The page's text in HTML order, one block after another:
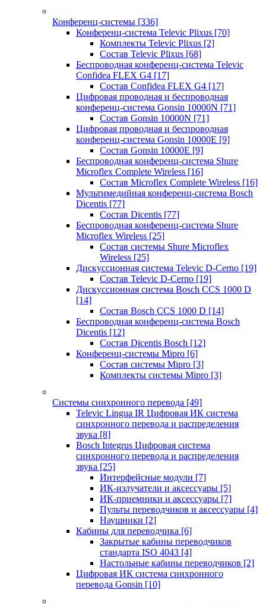
Конференц-системы [336]
Конференц-система Televic Plixus [70]
Комплекты Televic Plixus [2]
Состав Televic Plixus [68]
Беспроводная конференц-система Televic
Confidea FLEX G4 [17]
Состав Confidea FLEX G4 [17]
Цифровая проводная и беспроводная
конференц-система Gonsin 10000N [71]
Состав Gonsin 10000N [71]
Цифровая проводная и беспроводная
конференц-система Gonsin 10000E [9]
Состав Gonsin 10000E [9]
Беспроводная конференц-система Shure
Microflex Complete Wireless [16]
Состав Microflex Complete Wireless [16]
Мультимедийная конференц-система Bosch
Dicentis [77]
Состав Dicentis [77]
Беспроводная конференц-система Shure
Microflex Wireless [25]
Состав системы Shure Microflex
Wireless [25]
Дискуссионная система Televic D-Cerno [19]
Состав Televic D-Cerno [19]
Дискуссионная система Bosch CCS 1000 D
[14]
Состав Bosch CCS 1000 D [14]
Беспроводная конференц-система Bosch
Dicentis [12]
Состав Dicentis Bosch [12]
Конференц-системы Mipro [6]
Состав системы Mipro [3]
Комплекты системы Mipro [3]
Системы синхронного перевода [49]
Televic Lingua IR Цифровая ИК система
синхронного перевода и распределения
звука [8]
Bosch Integrus Цифровая система
синхронного перевода и распределения
звука [25]
Интерфейсные модули [7]
ИК-излучатели и аксессуары [5]
ИК-приемники и аксессуары [7]
Пульты переводчиков и аксессуары [4]
Наушники [2]
Кабины для переводчика [6]
Закрытые кабины переводчиков
стандарта ISO 4043 [4]
Настольные кабины переводчиков [2]
Цифровая ИК система синхронного
перевода Gonsin [10]